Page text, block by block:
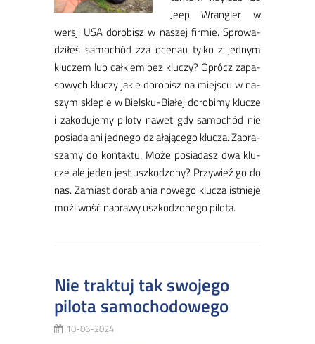
Je­ep Wran­gler w
wer­sji USA do­ro­bisz w na­szej fir­mie. Spro­wa­
dzi­łeś sa­mo­chód zza oce­nau tyl­ko z jed­nym
klu­czem lub cał­kiem bez klu­czy? Oprócz za­pa­
so­wych klu­czy ja­kie do­ro­bisz na miej­scu w na­
szym skle­pie w Biel­sku­-Bia­łej do­ro­bi­my klu­cze
i za­ko­du­je­my pi­lo­ty na­wet gdy sa­mo­chód nie
po­sia­da ani jed­ne­go dzia­ła­ją­ce­go klu­cza. Za­pra­
sza­my do kon­tak­tu. Mo­że po­sia­dasz dwa klu­
cze ale je­den jest uszko­dzo­ny? Przy­wieź go do
nas. Za­miast do­ra­bia­nia no­we­go klu­cza ist­nie­je
moż­li­wość na­pra­wy uszko­dzo­ne­go pi­lo­ta.
Nie traktuj tak swojego
pilota samochodowego
10-06-2024